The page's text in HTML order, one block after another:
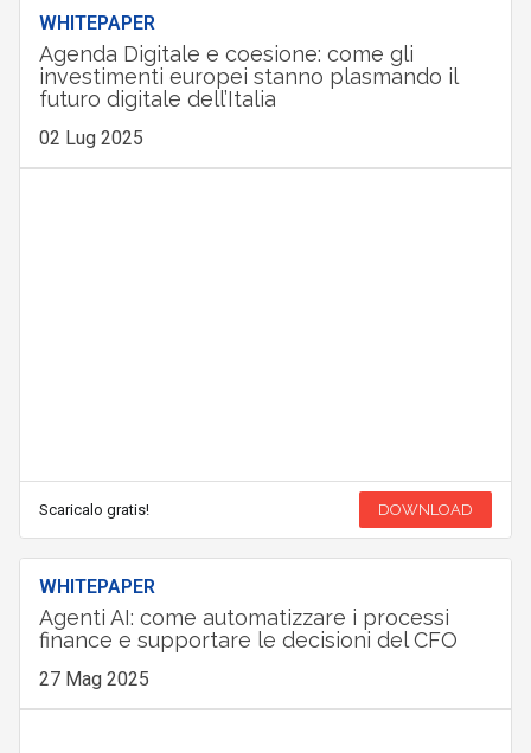
WHITEPAPER
Agenda Digitale e coesione: come gli
investimenti europei stanno plasmando il
futuro digitale dell’Italia
02 Lug 2025
Scaricalo gratis! DOWNLOAD
WHITEPAPER
Agenti AI: come automatizzare i processi
finance e supportare le decisioni del CFO
27 Mag 2025